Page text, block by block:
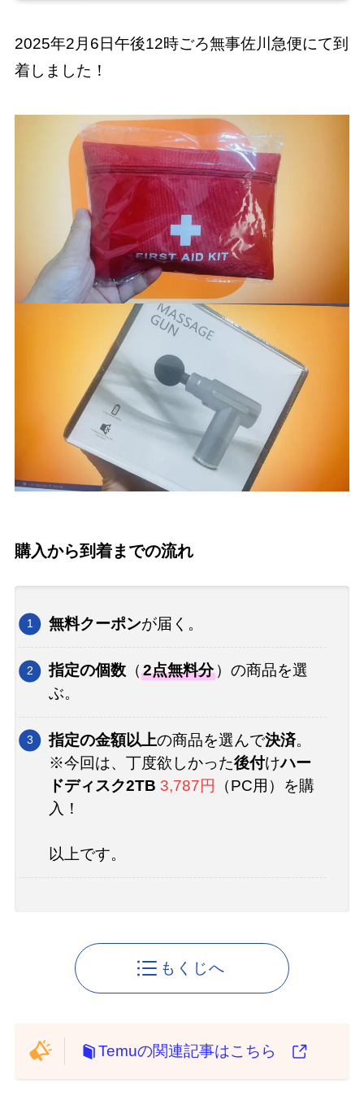
2025年2月6日午後12時ごろ無事佐川急便にて到
着しました！
購入から到着までの流れ
無料クーポンが届く。
指定の個数 （2点無料分 ）の商品を選
ぶ。
指定の金額以上の商品を選んで決済。
※今回は、丁度欲しかった後付けハー
ドディスク2TB 3,787円
（PC用）を購
入！
以上です。
もくじへ
Temuの関連記事はこちら